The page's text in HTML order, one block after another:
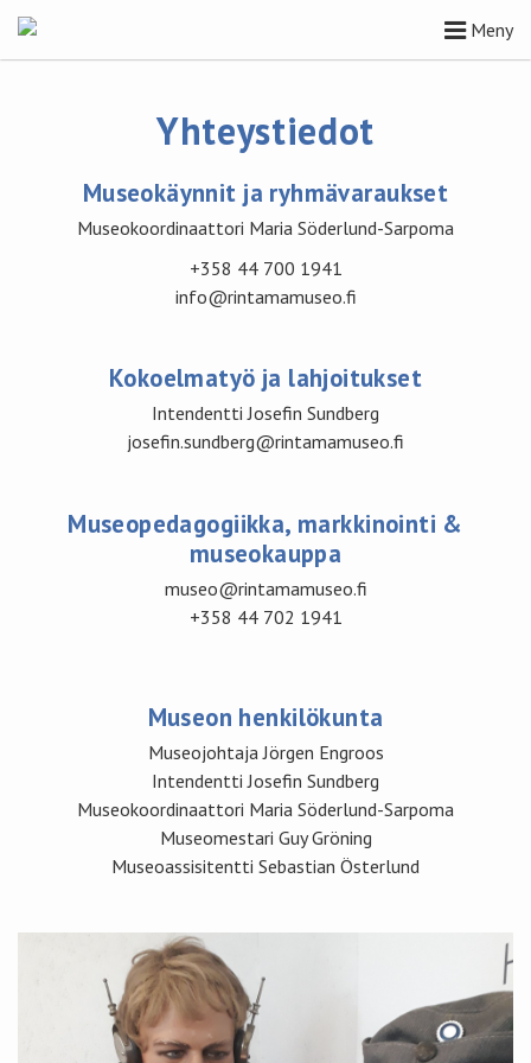
Meny
Yhteystiedot
Museokäynnit ja ryhmävaraukset
Museokoordinaattori Maria Söderlund-Sarpoma
+358 44 700 1941
info@rintamamuseo.fi
Kokoelmatyö ja lahjoitukset
Intendentti Josefin Sundberg
josefin.sundberg@rintamamuseo.fi
Museopedagogiikka, markkinointi &
museokauppa
museo@rintamamuseo.fi
+358 44 702 1941
Museon henkilökunta
Museojohtaja Jörgen Engroos
Intendentti Josefin Sundberg
Museokoordinaattori Maria Söderlund-Sarpoma
Museomestari Guy Gröning
Museoassisitentti Sebastian Österlund